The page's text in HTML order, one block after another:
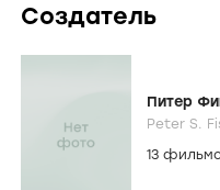
Создатель
Питер
Peter S.
13